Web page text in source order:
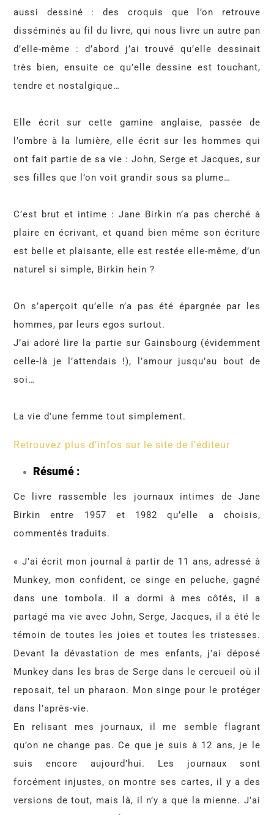
aussi dessiné : des croquis que l’on retrouve
disséminés au fil du livre, qui nous livre un autre pan
d’elle-même : d’abord j’ai trouvé qu’elle dessinait
très bien, ensuite ce qu’elle dessine est touchant,
tendre et nostalgique…
Elle écrit sur cette gamine anglaise, passée de
l’ombre à la lumière, elle écrit sur les hommes qui
ont fait partie de sa vie : John, Serge et Jacques, sur
ses filles que l’on voit grandir sous sa plume…
C’est brut et intime : Jane Birkin n’a pas cherché à
plaire en écrivant, et quand bien même son écriture
est belle et plaisante, elle est restée elle-même, d’un
naturel si simple, Birkin hein ?
On s’aperçoit qu’elle n’a pas été épargnée par les
hommes, par leurs egos surtout.
J’ai adoré lire la partie sur Gainsbourg (évidemment
celle-là je l’attendais !), l’amour jusqu’au bout de
soi…
La vie d’une femme tout simplement.
Retrouvez plus d’infos sur le site de l’éditeur
Résumé :
Ce livre rassemble les journaux intimes de Jane
Birkin entre 1957 et 1982 qu’elle a choisis,
commentés traduits.
« J’ai écrit mon journal à partir de 11 ans, adressé à
Munkey, mon confident, ce singe en peluche, gagné
dans une tombola. Il a dormi à mes côtés, il a
partagé ma vie avec John, Serge, Jacques, il a été le
témoin de toutes les joies et toutes les tristesses.
Devant la dévastation de mes enfants, j’ai déposé
Munkey dans les bras de Serge dans le cercueil où il
reposait, tel un pharaon. Mon singe pour le protéger
dans l’après-vie.
En relisant mes journaux, il me semble flagrant
qu’on ne change pas. Ce que je suis à 12 ans, je le
suis encore aujourd’hui. Les journaux sont
forcément injustes, on montre ses cartes, il y a des
versions de tout, mais là, il n’y a que la mienne. J’ai